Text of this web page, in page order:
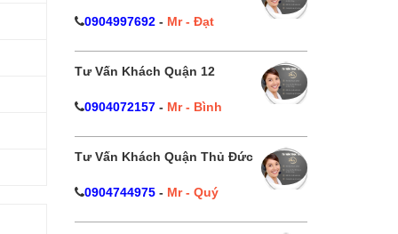
0904997692- Mr - Đạt
Tư Vấn Khách Quận 12
0904072157- Mr - Bình
Tư Vấn Khách Quận Thủ Đức
0904744975- Mr - Quý